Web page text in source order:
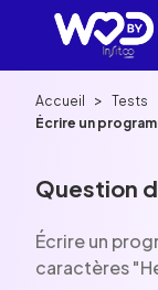
Accueil > Tests
Écrire un
Question
Écrire un
caractères